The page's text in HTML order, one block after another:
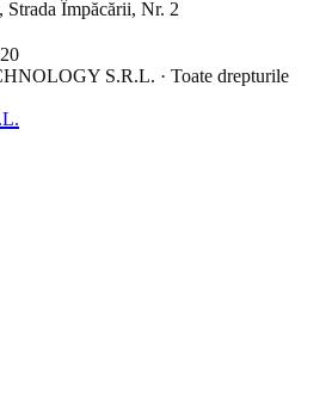
Strada Împăcării, Nr. 2
S.R.L. · Toate drepturile